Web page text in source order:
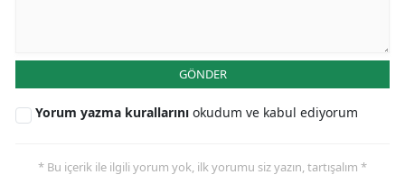
GÖNDER
Yorum yazma kurallarını okudum ve kabul ediyorum
* Bu içerik ile ilgili yorum yok, ilk yorumu siz yazın, tartışalım *